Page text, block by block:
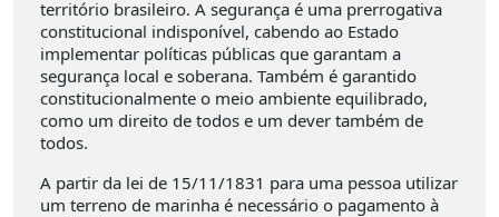
território brasileiro. A segurança é uma prerrogativa
constitucional indisponível, cabendo ao Estado
implementar políticas públicas que garantam a
segurança local e soberana. Também é garantido
constitucionalmente o meio ambiente equilibrado,
como um direito de todos e um dever também de
todos.
A partir da lei de 15/11/1831 para uma pessoa utilizar
um terreno de marinha é necessário o pagamento à